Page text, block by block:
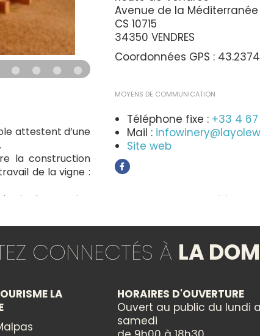
attestent d’une
la construction
de la vigne :
vin du Domaine
de trois routes
du vin.
Gassier, tombe
transformation.
de 110 hectares.
Avenue de la Méditerranée
CS 10715
34350 VENDRES
Coordonnées GPS :
MOYENS DE COMMUNICATION
Téléphone fixe : +33 4
Mail :
Site web
MOYENS DE COMMUNICATION
OUVERTURE
PERSONNES HANDICAPÉES
CONNECTÉS À LA
LA
HORAIRES D'OUVERTURE
Ouvert au public du lundi
samedi